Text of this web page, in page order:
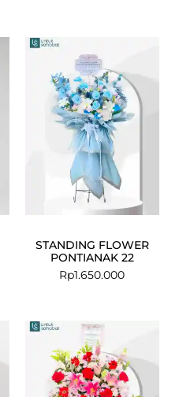
STANDING FLOWER
PONTIANAK 22
Rp1.650.000